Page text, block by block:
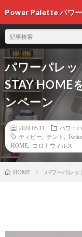
Power Palette パワー
パワーパレッ
STAY HOME
ンペーン
2020.05.11
パワー
ティピー
テント
HOME
コロナウィルス
HOME パワーパレッ